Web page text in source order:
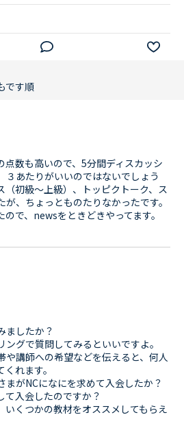
です順
点数も高いので、5分間ディスカッシ
３あたりがいいのではないでしょう
（初級〜上級）、トッピクトーク、ス
、ちょっとものたりなかったです。
で、newsをときどきやってます。
ましたか？
グで質問してみるといいですよ。
や講師への希望などを伝えると、何人
れます。
まがNCになにを求めて入会したか？
て入会したのですか？
いくつかの教材をオススメしてもらえ